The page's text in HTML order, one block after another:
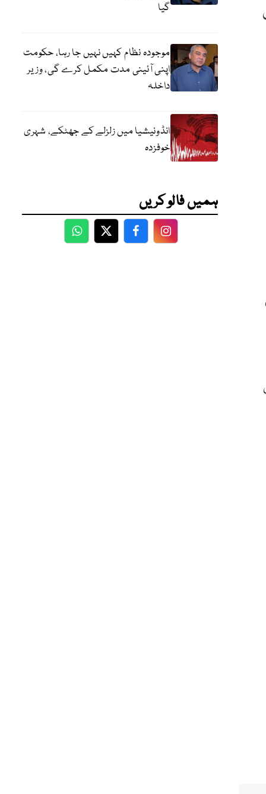
گیا
موجودہ نظام کہیں نہیں جا رہا، حکومت
اپنی آئینی مدت مکمل کرے گی، وزیر
داخلہ
انڈونیشیا میں زلزلے کے جھٹکے، شہری
خوفزدہ
ہمیں فالو کریں
WhatsApp
TwitterFacebookFacebook